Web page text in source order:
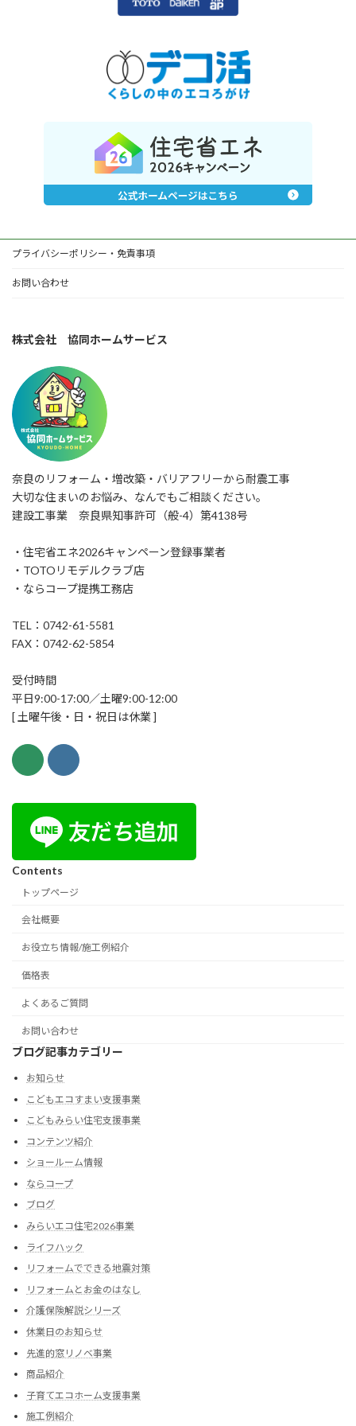
プライバシーポリシー・免責事項
お問い合わせ
株式会社 協同ホームサービス
奈良のリフォーム・増改築・バリアフリーから耐震工事
大切な住まいのお悩み、なんでもご相談ください。
建設工事業 奈良県知事許可（般-4）第4138号
・住宅省エネ2026キャンペーン登録事業者
・TOTOリモデルクラブ店
・ならコープ提携工務店
TEL：0742-61-5581
FAX：0742-62-5854
受付時間
平日9:00-17:00／土曜9:00-12:00
[ 土曜午後・日・祝日は休業 ]
Contents
トップページ
会社概要
お役立ち情報/施工例紹介
価格表
よくあるご質問
お問い合わせ
ブログ記事カテゴリー
お知らせ
こどもエコすまい支援事業
こどもみらい住宅支援事業
コンテンツ紹介
ショールーム情報
ならコープ
ブログ
みらいエコ住宅2026事業
ライフハック
リフォームでできる地震対策
リフォームとお金のはなし
介護保険解説シリーズ
休業日のお知らせ
先進的窓リノベ事業
商品紹介
子育てエコホーム支援事業
施工例紹介